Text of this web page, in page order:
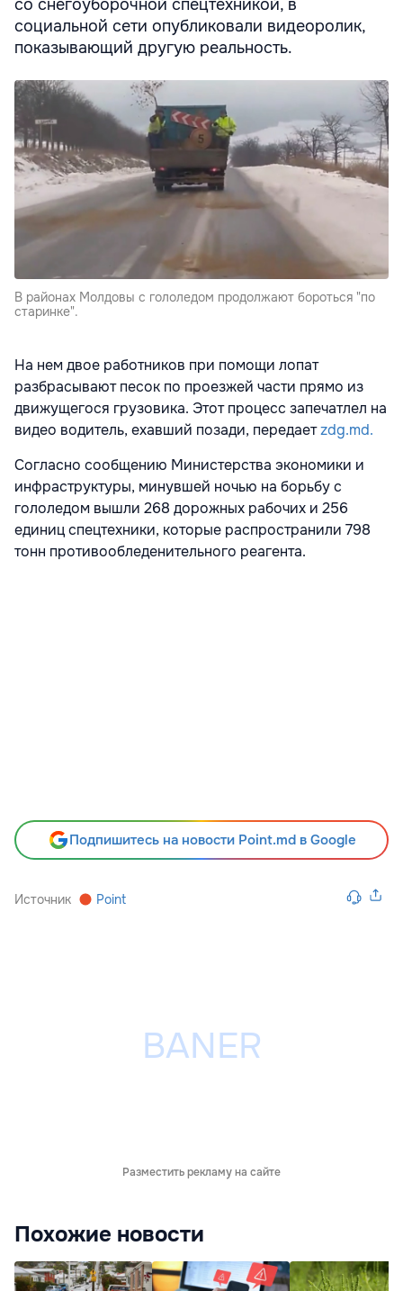
со снегоуборочной спецтехникой, в
социальной сети опубликовали видеоролик,
показывающий другую реальность.
В районах Молдовы с гололедом продолжают бороться "по
старинке".
На нем двое работников при помощи лопат
разбрасывают песок по проезжей части прямо из
движущегося грузовика. Этот процесс запечатлел на
видео водитель, ехавший позади, передаетzdg.md.
Согласно сообщению Министерства экономики и
инфраструктуры, минувшей ночью на борьбу с
гололедом вышли 268 дорожных рабочих и 256
единиц спецтехники, которые распространили 798
тонн противообледенительного реагента.
Подпишитесь на новости Point.md в Google
Источник Point
Разместить рекламу на сайте
Похожие новости